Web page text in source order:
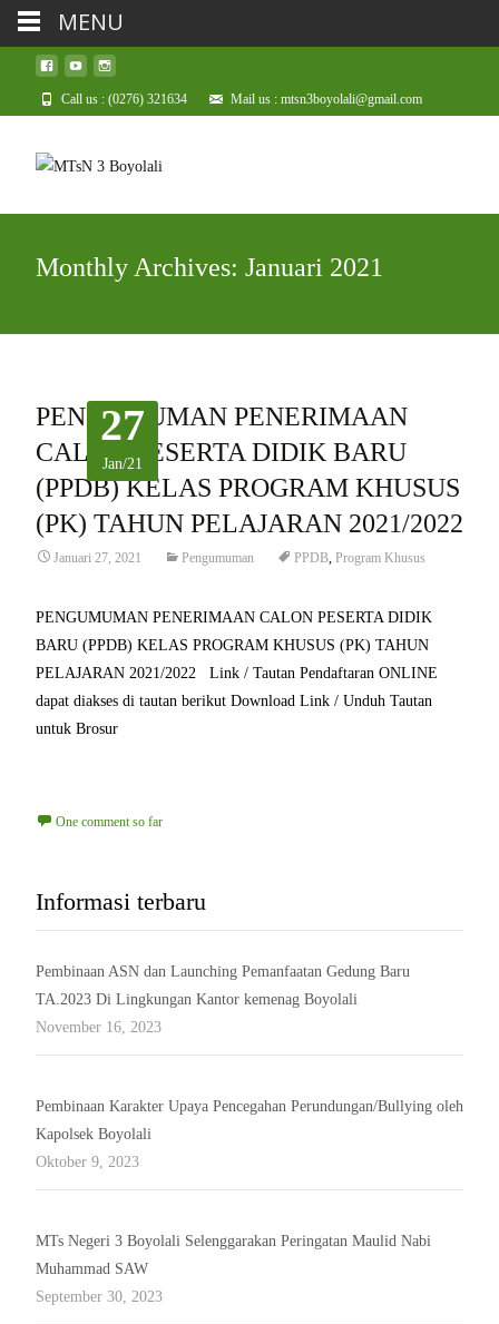
Call us : (0276) 321634 Mail us : mtsn3boyolali@gmail.com
Monthly Archives: Januari 2021
27
Jan/21
PENGUMUMAN PENERIMAAN
CALON PESERTA DIDIK BARU
(PPDB) KELAS PROGRAM KHUSUS
(PK) TAHUN PELAJARAN 2021/2022
Januari 27, 2021 Pengumuman PPDB, Program Khusus
PENGUMUMAN PENERIMAAN CALON PESERTA DIDIK
BARU (PPDB) KELAS PROGRAM KHUSUS (PK) TAHUN
PELAJARAN 2021/2022 Link / Tautan Pendaftaran ONLINE
dapat diakses di tautan berikut Download Link / Unduh Tautan
untuk Brosur
One comment so far
Informasi terbaru
Pembinaan ASN dan Launching Pemanfaatan Gedung Baru
TA.2023 Di Lingkungan Kantor kemenag Boyolali
November 16, 2023
Pembinaan Karakter Upaya Pencegahan Perundungan/Bullying oleh
Kapolsek Boyolali
Oktober 9, 2023
MTs Negeri 3 Boyolali Selenggarakan Peringatan Maulid Nabi
Muhammad SAW
September 30, 2023
MENU